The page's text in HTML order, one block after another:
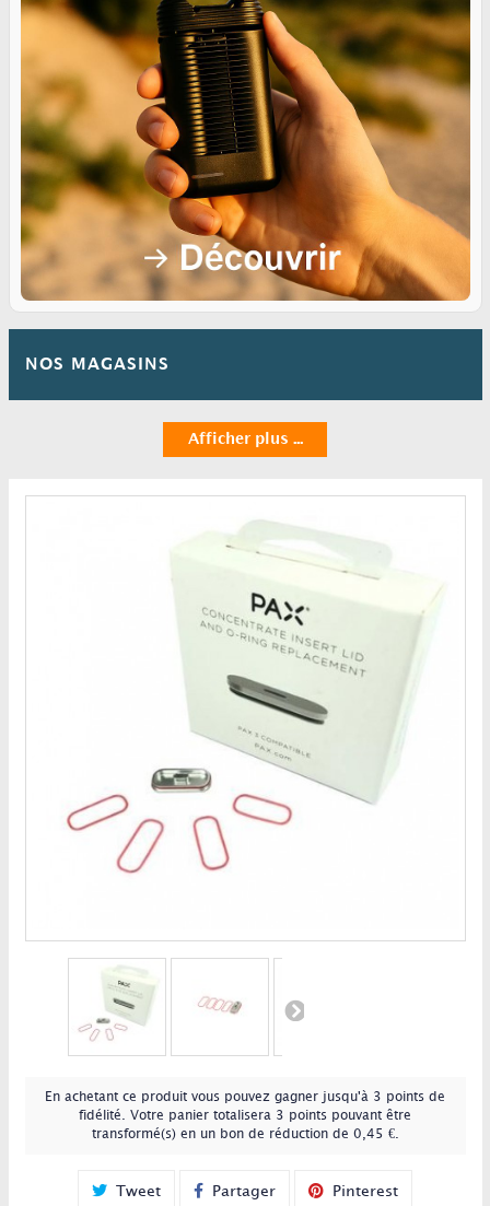
NOS MAGASINS
Afficher plus ...
En achetant ce produit vous pouvez gagner jusqu'à 3 points de
fidélité . Votre panier totalisera 3 points pouvant être
transformé(s) en un bon de réduction de 0,45 €.
Tweet Partager Pinterest